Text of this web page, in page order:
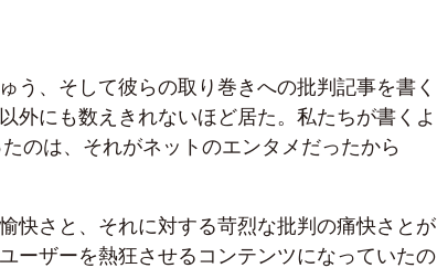
う、そして彼らの取り巻きへの批判記事を書く
外にも数えきれないほど居た。私たちが書くよ
のは、それがネットのエンタメだったから
快さと、それに対する苛烈な批判の痛快さとが
ーザーを熱狂させるコンテンツになっていたの